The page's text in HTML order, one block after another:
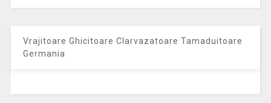
Vrajitoare Ghicitoare Clarvazatoare Tamaduitoare
Germania